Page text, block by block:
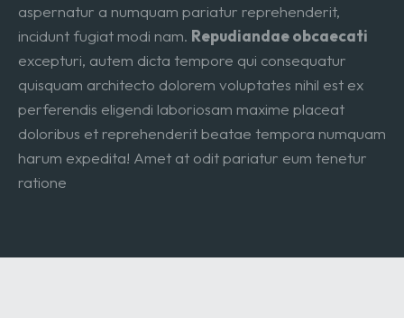
aspernatur a numquam pariatur reprehenderit,
incidunt fugiat modi nam. Repudiandae obcaecati
excepturi, autem dicta tempore qui consequatur
quisquam architecto dolorem voluptates nihil est ex
perferendis eligendi laboriosam maxime placeat
doloribus et reprehenderit beatae tempora numquam
harum expedita! Amet at odit pariatur eum tenetur
ratione